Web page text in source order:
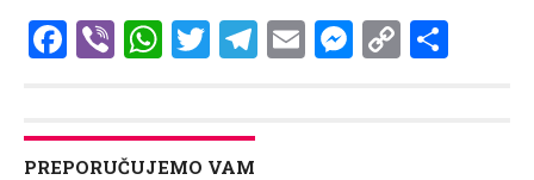
Facebook
ViberWhatsApp
Twitter
Telegram
EmailCopy
PREPORUČUJEMO VAM